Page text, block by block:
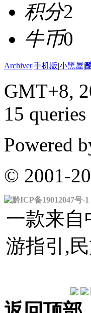
积分2
牛币0
Archiver|手机版|小黑屋|
GMT+8,
15 queries
Powered
© 2001-
黔ICP备19012047号-1
一款来自
游指引,